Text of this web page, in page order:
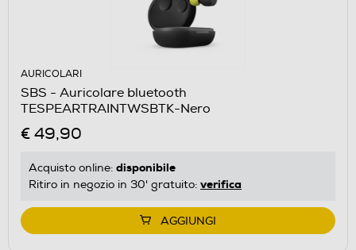
AURICOLARI
SBS - Auricolare bluetooth
TESPEARTRAINTWSBTK-Nero
€ 49,90
Acquisto online: disponibile
Ritiro in negozio in 30' gratuito: verifica
AGGIUNGI